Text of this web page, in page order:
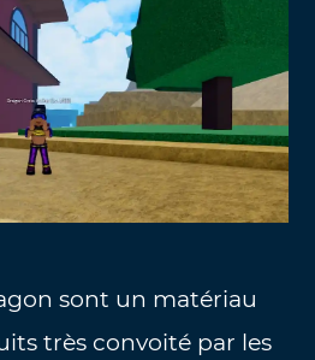
sont un matériau
très convoité par les